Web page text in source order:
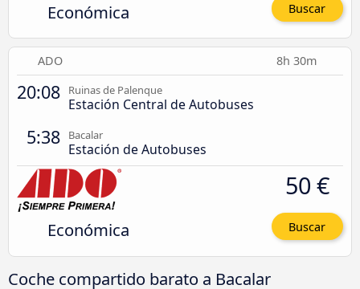
Económica Buscar
ADO 8h 30m
20:08 Ruinas de Palenque
Estación Central de Autobuses
5:38 Bacalar
Estación de Autobuses
Económica
50 €
Buscar
Coche compartido barato a Bacalar